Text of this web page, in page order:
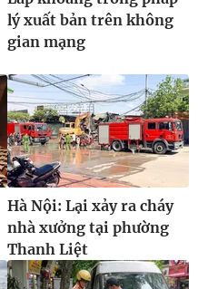
lý xuất bản trên không
gian mạng
Hà Nội: Lại xảy ra cháy
nhà xưởng tại phường
Thanh Liệt